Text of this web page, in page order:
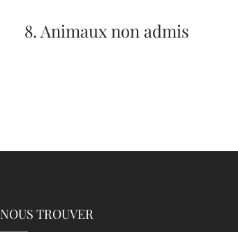
8. Animaux non admis
NOUS TROUVER